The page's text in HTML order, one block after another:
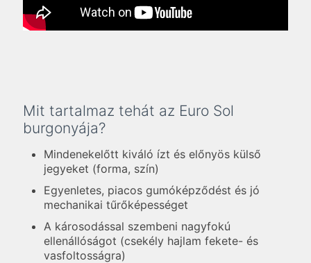
Mit tartalmaz tehát az Euro Sol
burgonyája?
Mindenekelőtt kiváló ízt és előnyös külső
jegyeket (forma, szín)
Egyenletes, piacos gumóképződést és jó
mechanikai tűrőképességet
A károsodással szembeni nagyfokú
ellenállóságot (csekély hajlam fekete- és
vasfoltosságra)